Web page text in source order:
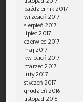
październik 2017
wrzesień 2017
sierpień 2017
lipiec 2017
czerwiec 2017
maj 2017
kwiecień 2017
marzec 2017
luty 2017
styczeń 2017
grudzień 2016
listopad 2016